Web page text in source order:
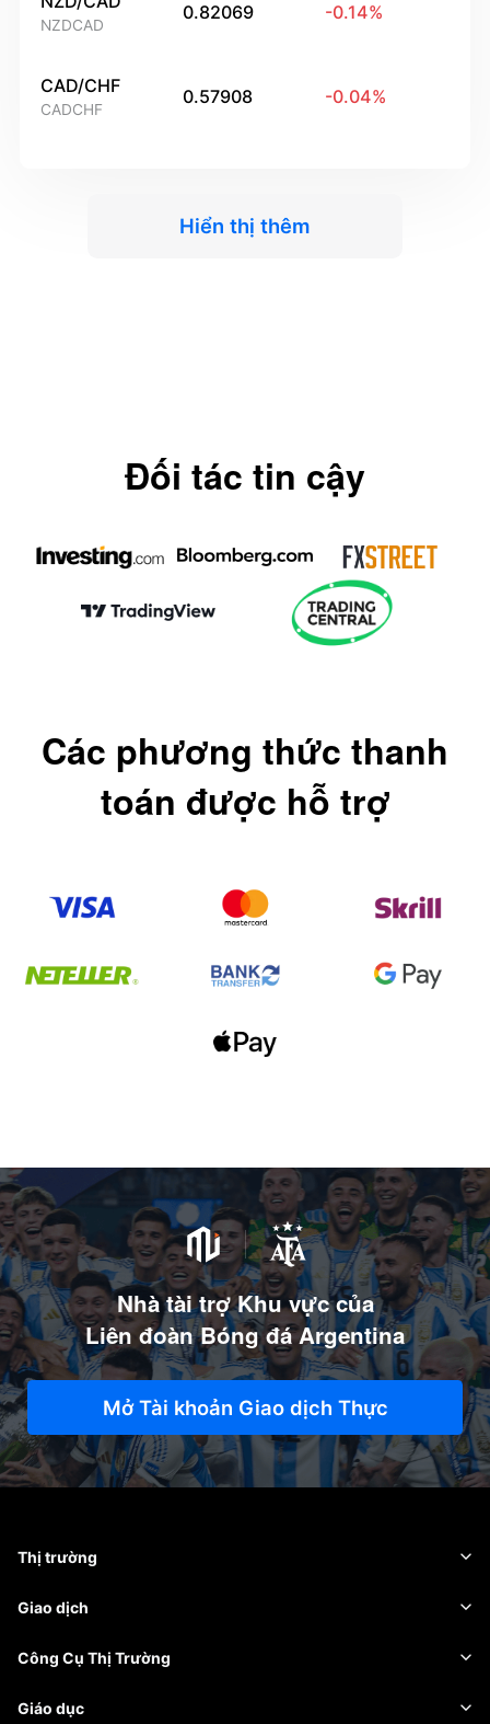
NZDCAD
0.82069 -0.14%
CAD/CHF
CADCHF
0.57908 -0.04%
Hiển thị thêm
Đối tác tin cậy
Các phương thức thanh
toán được hỗ trợ
Nhà tài trợ Khu vực của
Liên đoàn Bóng đá Argentina
Mở Tài khoản Giao dịch Thực
Thị trường
Ngoại hối
Hàng hóa
Giao dịch
Nền tảng giao dịch
Quản lý rủi ro
Công Cụ Thị Trường
Lịch kinh tế
Giáo dục